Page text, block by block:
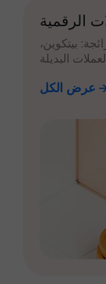
الرقمية
بيتكوين،
البديلة
عرض الكل